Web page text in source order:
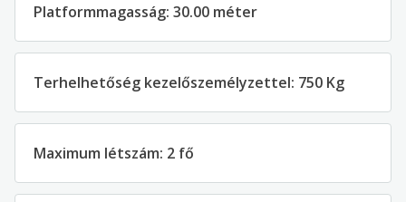
Platformmagasság: 30.00 méter
Terhelhetőség kezelőszemélyzettel: 750 Kg
Maximum létszám: 2 fő